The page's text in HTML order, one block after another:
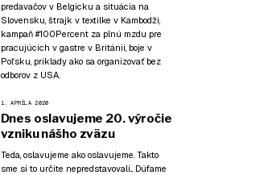
predavačov v Belgicku a situácia na
Slovensku, štrajk v textilke v Kambodži,
kampaň #100Percent za plnú mzdu pre
pracujúcich v gastre v Británii, boje v
Poľsku, príklady ako sa organizovať bez
odborov z USA.
1. APRÍLA 2020
Dnes oslavujeme 20. výročie
vzniku nášho zväzu
Teda, oslavujeme ako oslavujeme. Takto
sme si to určite nepredstavovali... Dúfame